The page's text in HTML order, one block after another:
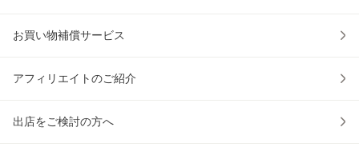
お買い物補償サービス
アフィリエイトのご紹介
出店をご検討の方へ